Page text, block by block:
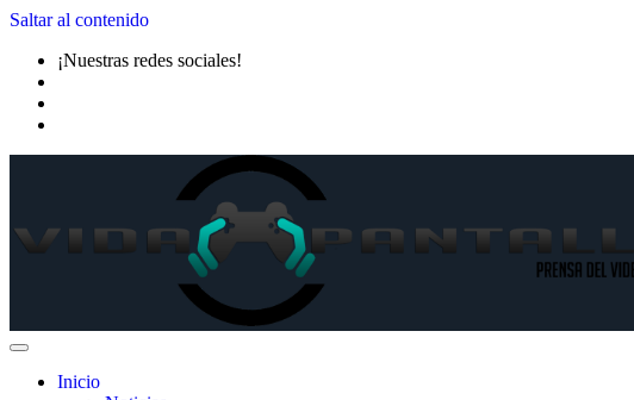
Saltar al contenido
¡Nuestras redes sociales!
Inicio